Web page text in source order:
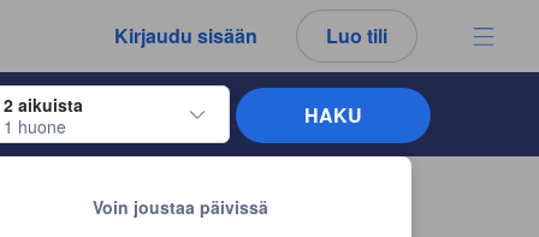
Kirjaudu sisään Luo tili
2 aikuista
1 huone
siirtyäksesi haluamiesi sisään- ja uloskirjautumispäivien
Voin joustaa päivissä
HAKU
arvostelut ja kommentit ovat aina aitoja.